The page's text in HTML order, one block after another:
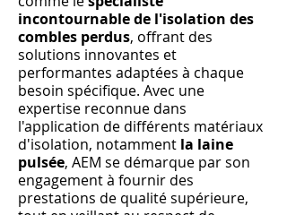
incontournable de l'isolation des
combles perdus, offrant des
solutions innovantes et
performantes adaptées à chaque
besoin spécifique. Avec une
expertise reconnue dans
l'application de différents matériaux
d'isolation, notamment la laine
pulsée, AEM se démarque par son
engagement à fournir des
prestations de qualité supérieure,